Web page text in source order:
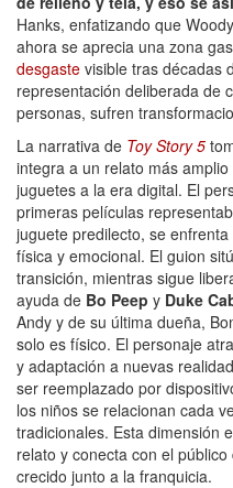
Hanks, enfatizando que
ahora se aprecia una zona
desgaste visible tras décadas
representación deliberada de
personas, sufren
La narrativa de Toy Story 5
integra a un relato más
juguetes a la era digital. El
primeras películas
juguete predilecto, se
física y emocional. El guion
transición, mientras sigue
ayuda de Bo Peep y Duke
Andy y de su última dueña,
solo es físico. El personaje
y adaptación a nuevas
ser reemplazado por
los niños se relacionan cada
tradicionales. Esta dimensión
relato y conecta con el
crecido junto a la franquicia.